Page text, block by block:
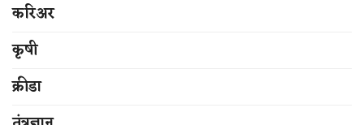
करिअर
कृषी
क्रीडा